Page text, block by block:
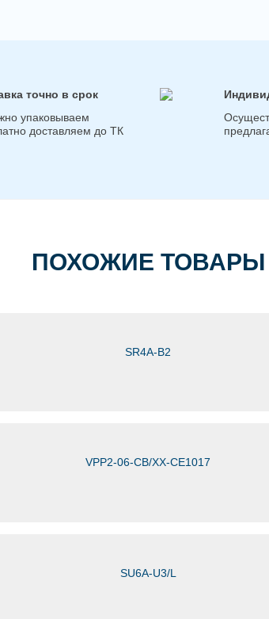
точно в срок
упаковываем
доставляем до ТК
ПОХОЖИЕ ТОВАРЫ
SR4A-B2
VPP2-06-СВ/ХХ-CE1017
SU6A-U3/L